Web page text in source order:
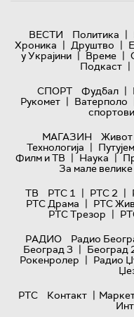
ВЕСТИ Политика |
Хроника | Друштво |
у Украјини | Време |
Подкаст |
СПОРТ
Фудбал |
Рукомет | Ватерполо
спортови
МАГАЗИН
Живот
Технологијa |
Филм и ТВ | Наука |
За мале велике
ТВ
РТС 1 | РТС 2 |
РТС Драма | РТС
РТС Трезор |
РАДИО
Радио
Београд 3 | Београд
Рокенролер | Радио
РТС
Контакт |